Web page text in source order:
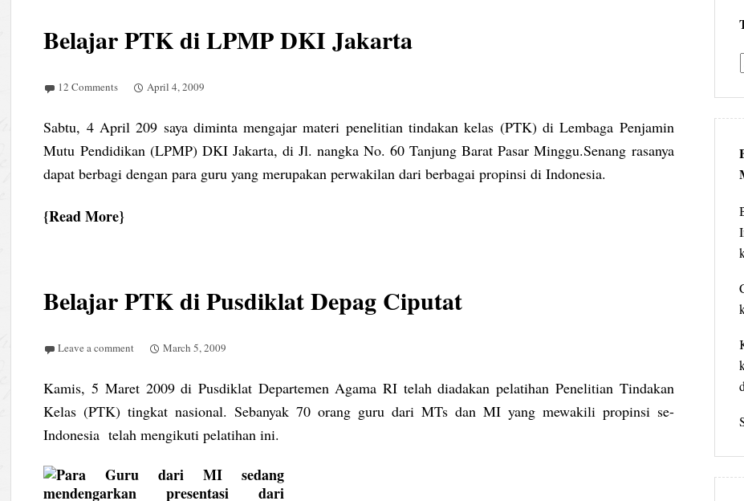
Belajar PTK di LPMP DKI Jakarta
12 Comments April 4, 2009
Sabtu, 4 April 209 saya diminta mengajar materi penelitian tindakan kelas (PTK) di Lembaga Penjamin
Mutu Pendidikan (LPMP) DKI Jakarta, di Jl. nangka No. 60 Tanjung Barat Pasar Minggu.Senang rasanya
dapat berbagi dengan para guru yang merupakan perwakilan dari berbagai propinsi di Indonesia.
Read More
Belajar PTK di Pusdiklat Depag Ciputat
Leave a comment March 5, 2009
Kamis, 5 Maret 2009 di Pusdiklat Departemen Agama RI telah diadakan pelatihan Penelitian Tindakan
Kelas (PTK) tingkat nasional. Sebanyak 70 orang guru dari MTs dan MI yang mewakili propinsi se-
Indonesia telah mengikuti pelatihan ini.